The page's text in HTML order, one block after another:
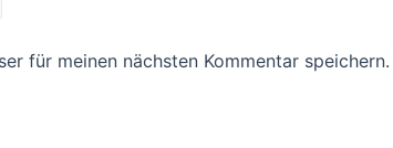
für meinen nächsten Kommentar speichern.